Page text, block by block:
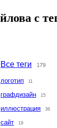
с
Все теги 179
логотип 11
графдизайн 15
иллюстрация 36
сайт 19